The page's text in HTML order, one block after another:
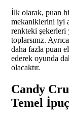
İlk olarak, puan
mekaniklerini iyi
renkteki şekerleri
toplarsınız.
daha fazla puan
ederek oyunda
olacaktır.
Candy
Temel